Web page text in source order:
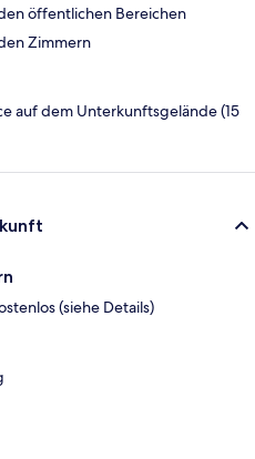
öffentlichen Bereichen
Zimmern
auf dem Unterkunftsgelände (15
(siehe Details)